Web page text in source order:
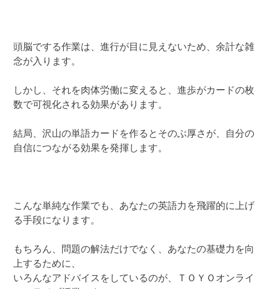
頭脳でする作業は、進行が目に見えないため、余計な雑
念が入ります。
しかし、それを肉体労働に変えると、進歩がカードの枚
数で可視化される効果があります。
結局、沢山の単語カードを作るとそのぶ厚さが、自分の
自信につながる効果を発揮します。
こんな単純な作業でも、あなたの英語力を飛躍的に上げ
る手段になります。
もちろん、問題の解法だけでなく、あなたの基礎力を向
上するために、
いろんなアドバイスをしているのが、ＴＯＹＯオンライ